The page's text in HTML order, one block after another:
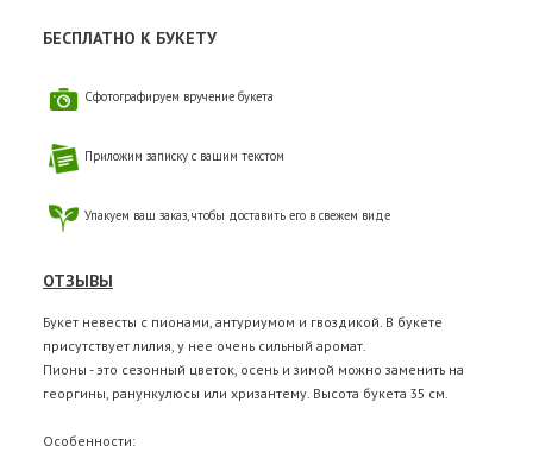
БЕСПЛАТНО К БУКЕТУ
Сфотографируем вручение букета
Приложим записку с вашим текстом
Упакуем ваш заказ, чтобы доставить его в свежем виде
ОТЗЫВЫ
Букет невесты с пионами, антуриумом и гвоздикой. В букете
присутствует лилия, у нее очень сильный аромат.
Пионы - это сезонный цветок, осень и зимой можно заменить на
георгины, ранункулюсы или хризантему. Высота букета 35 см.
Особенности: